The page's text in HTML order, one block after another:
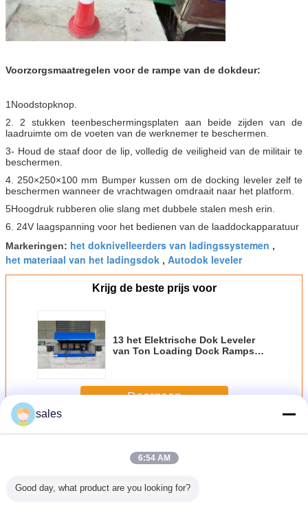
Voorzorgsmaatregelen voor de rampe van de dokdeur:
1Noodstopknop.
2. 2 stukken teenbeschermingsplaten aan beide zijden van de
laadruimte om de voeten van de werknemer te beschermen.
3- Houd de staaf door de lip, volledig de veiligheid van de militair te
beschermen.
4. 250×250×100 mm Bumper kussen om de docking leveler zelf te
beschermen wanneer de vrachtwagen omdraait naar het platform.
5Hoogdruk rubberen olie slang met dubbele stalen mesh erin.
6. 24V laagspanning voor het bedienen van de laaddockapparatuur
Markeringen: het doknivelleerders van ladingssystemen ,
het materiaal van het ladingsdok , Autodok leveler
Krijg de beste prijs voor
13 het Elektrische Dok Leveler
van Ton Loading Dock Ramps
Doorgaan
MeerElektrisch dok leveler
sales
6:54 AM
Good day, what product are you looking for?